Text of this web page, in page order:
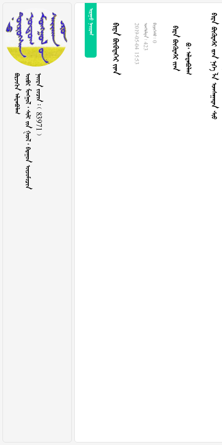
             83971 
 
   2019-05-04 15:53  423  0            